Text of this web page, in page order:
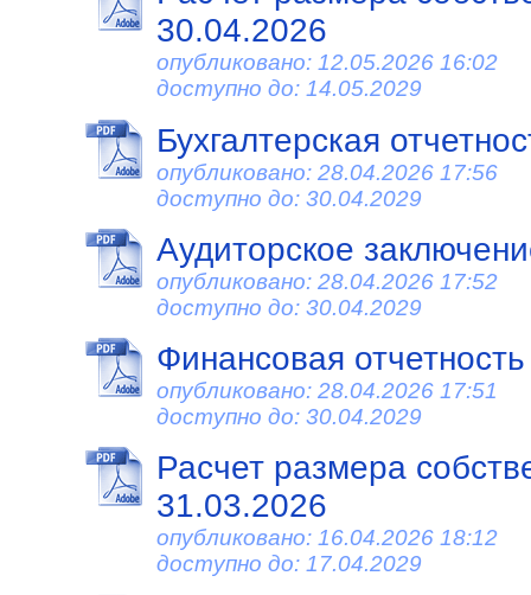
30.04.2026
опубликовано: 12.05.2026 16:02
доступно до: 14.05.2029
Бухгалтерская
опубликовано: 28.04.2026 17:56
доступно до: 30.04.2029
Аудиторское
опубликовано: 28.04.2026 17:52
доступно до: 30.04.2029
Финансовая
опубликовано: 28.04.2026 17:51
доступно до: 30.04.2029
Расчет размера
31.03.2026
опубликовано: 16.04.2026 18:12
доступно до: 17.04.2029